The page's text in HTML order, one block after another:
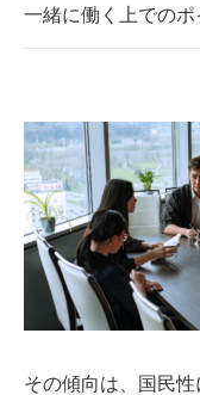
一緒に働く上でのポ
その傾向は、国民